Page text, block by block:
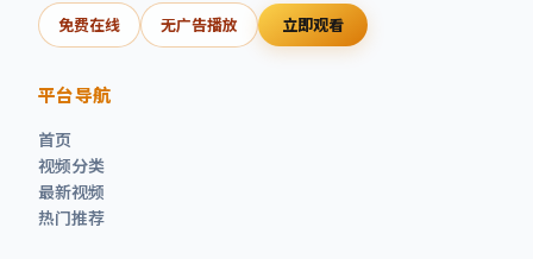
免费在线 无广告播放 立即观看
平台导航
首页
视频分类
最新视频
热门推荐